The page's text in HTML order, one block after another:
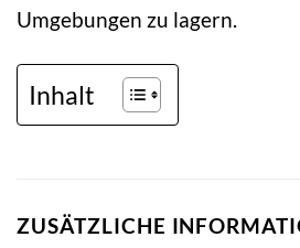
Umgebungen zu lagern.
Inhalt
ZUSÄTZLICHE